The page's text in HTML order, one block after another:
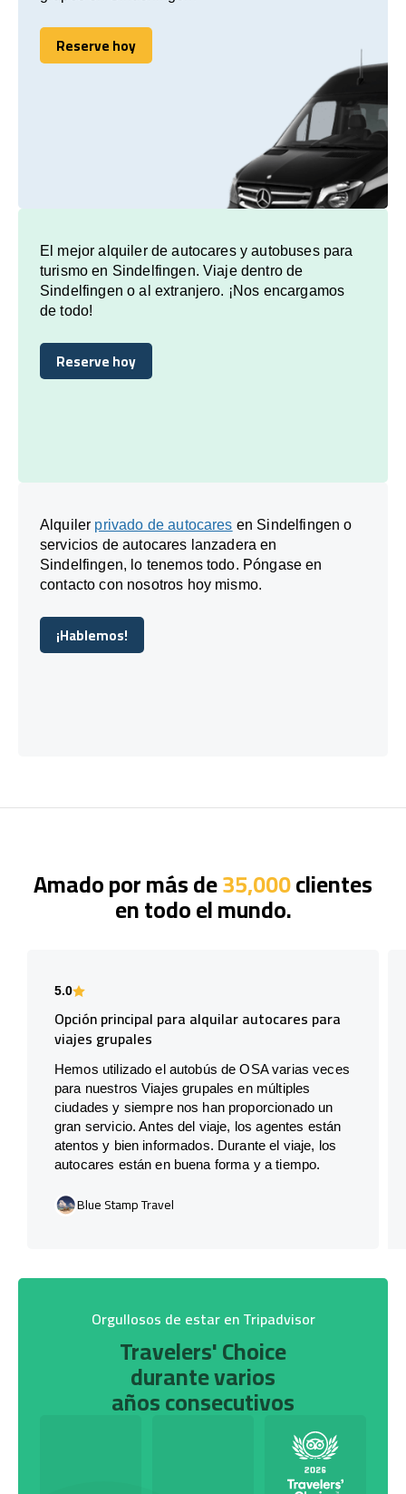
Reserve hoy
Reserve hoy
El mejor alquiler de autocares y autobuses para
turismo en Sindelfingen. Viaje dentro de
Sindelfingen o al extranjero. ¡Nos encargamos
de todo!
Reserve hoy
Reserve hoy
Alquiler privado de autocares en Sindelfingen o
servicios de autocares lanzadera en
Sindelfingen, lo tenemos todo. Póngase en
contacto con nosotros hoy mismo.
¡Hablemos!
¡Hablemos!
Amado por más de35,000clientes
en todo el mundo.
5.0
Opción principal para alquilar autocares para
viajes grupales
Hemos utilizado el autobús de OSA varias veces
para nuestros Viajes grupales en múltiples
ciudades y siempre nos han proporcionado un
gran servicio. Antes del viaje, los agentes están
atentos y bien informados. Durante el viaje, los
autocares están en buena forma y a tiempo.
Blue Stamp Travel
Orgullosos de estar en Tripadvisor
Travelers' Choice
durante varios
años consecutivos